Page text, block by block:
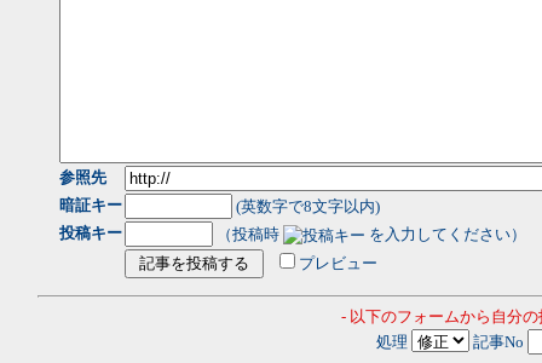
参照先
暗証キー
(英数字で8文字以内)
投稿キー
（投稿時
を入力してください）
プレビュー
- 以下のフォームから自分
処理
記事No